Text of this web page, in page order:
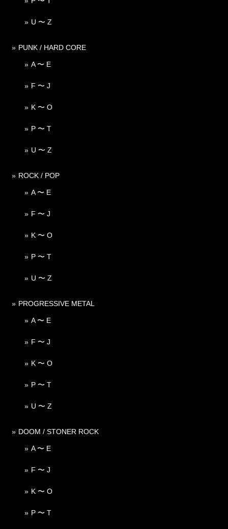
U 〜 Z
PUNK / HARD CORE
A 〜 E
F 〜 J
K 〜 O
P 〜 T
U 〜 Z
ROCK / POP
A 〜 E
F 〜 J
K 〜 O
P 〜 T
U 〜 Z
PROGRESSIVE METAL
A 〜 E
F 〜 J
K 〜 O
P 〜 T
U 〜 Z
DOOM / STONER ROCK
A 〜 E
F 〜 J
K 〜 O
P 〜 T